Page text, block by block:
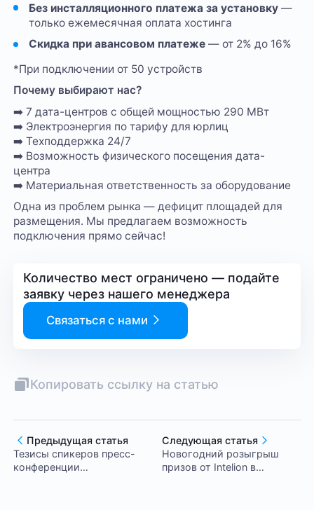
Без инсталляционного платежа за установку—
только ежемесячная оплата хостинга
Скидка при авансовом платеже— от 2% до 16%
*При подключении от 50 устройств
Почему выбирают нас?
➡️ 7 дата-центров с общей мощностью 290 МВт
➡️ Электроэнергия по тарифу для юрлиц
➡️ Техподдержка 24/7
➡️ Возможность физического посещения дата-
центра
➡️ Материальная ответственность за оборудование
Одна из проблем рынка — дефицит площадей для
размещения. Мы предлагаем возможность
подключения прямо сейчас!
Количество мест ограничено — подайте
заявку через нашего менеджера
Связаться с нами
Копировать ссылку на статью
Предыдущая статья
Тезисы спикеров пресс-
конференции
Следующая статья
Новогодний розыгрыш
призов от Intelion в